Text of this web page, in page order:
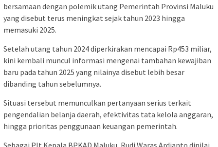
bersamaan dengan polemik utang Pemerintah Provinsi Maluku
yang disebut terus meningkat sejak tahun 2023 hingga
memasuki 2025.
Setelah utang tahun 2024 diperkirakan mencapai Rp453 miliar,
kini kembali muncul informasi mengenai tambahan kewajiban
baru pada tahun 2025 yang nilainya disebut lebih besar
dibanding tahun sebelumnya.
Situasi tersebut memunculkan pertanyaan serius terkait
pengendalian belanja daerah, efektivitas tata kelola anggaran,
hingga prioritas penggunaan keuangan pemerintah.
Sebagai Plt Kepala BPKAD Maluku, Rudi Waras Ardianto dinilai